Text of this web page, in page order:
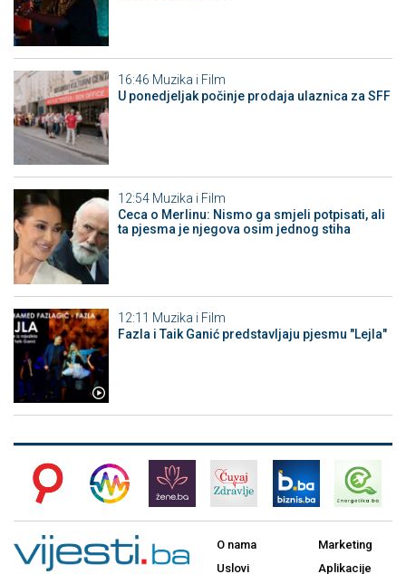
16:46 Muzika i Film
U ponedjeljak počinje prodaja ulaznica za SFF
12:54 Muzika i Film
Ceca o Merlinu: Nismo ga smjeli potpisati, ali
ta pjesma je njegova osim jednog stiha
12:11 Muzika i Film
Fazla i Taik Ganić predstavljaju pjesmu "Lejla"
O nama
Uslovi
Marketing
Aplikacije